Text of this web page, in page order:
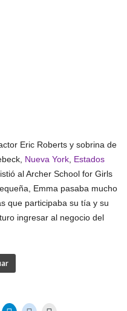
Eric Roberts y sobrina de
Nueva York Estados
al Archer School for Girls
Emma pasaba mucho
que participaba su tía y su
ingresar al negocio del